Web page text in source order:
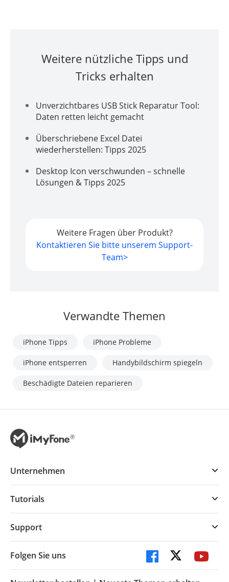
Weitere nützliche Tipps und
Tricks erhalten
Unverzichtbares USB Stick Reparatur Tool:
Daten retten leicht gemacht
Überschriebene Excel Datei
wiederherstellen: Tipps 2025
Desktop Icon verschwunden – schnelle
Lösungen & Tipps 2025
Weitere Fragen über Produkt?
Kontaktieren Sie bitte unserem Support-
Team>
Verwandte Themen
iPhone Tipps iPhone Probleme
iPhone entsperren Handybildschirm spiegeln
Beschädigte Dateien reparieren
Unternehmen
Tutorials
Support
Folgen Sie uns